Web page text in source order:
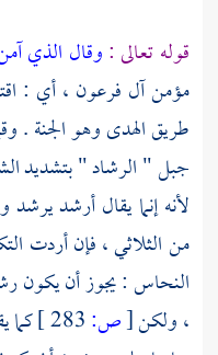
قوله تعالى :وقال الذي
مؤمن آل فرعون ، أي :
طريق الهدى وهو الجنة .
جبل" الرشاد " بتشديد
لأنه إنما يقال أرشد
من الثلاثي ، فإن أردت
النحاس: يجوز أن يكون
، ولكن[ص:
كما